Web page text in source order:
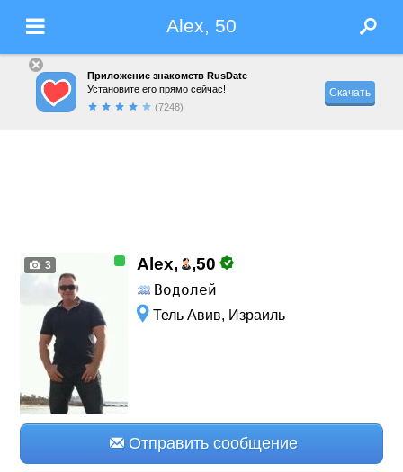
Alex, 50
Приложение знакомств RusDate
Установите его прямо сейчас!
(7248)
Скачать
3 Alex, ,50
Водолей
Тель Авив, Израиль
Отправить сообщение